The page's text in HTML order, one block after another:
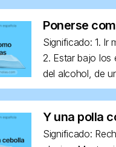
Ponerse
Significado: 1. Ir
2. Estar bajo
del alcohol, de
Y una polla
Significado: